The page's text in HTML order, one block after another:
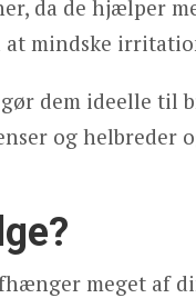
da de hjælper
at mindske
dem ideelle til
og helbreder
meget af